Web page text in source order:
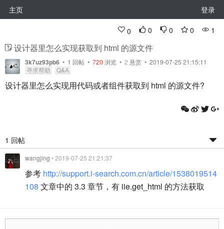
主页 登录
0 0 0 0 1
设计器里怎么实现获取到 html 的源文件
3k7uz93pb6 • 1 回帖 • 720 浏览 • 2 悬赏 • 2019-07-25 21:15:11
寻求帮助
Q&A
设计器里怎么实现用代码或者组件获取到 html 的源文件?
1 回帖
wangjing • 2019-07-25 21:21:37
参考 http://support.i-search.com.cn/article/1538019514
108 文章中的 3.3 章节，有 iie.get_html 的方法获取